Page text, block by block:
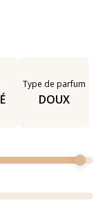
Type de parfum
DOUX